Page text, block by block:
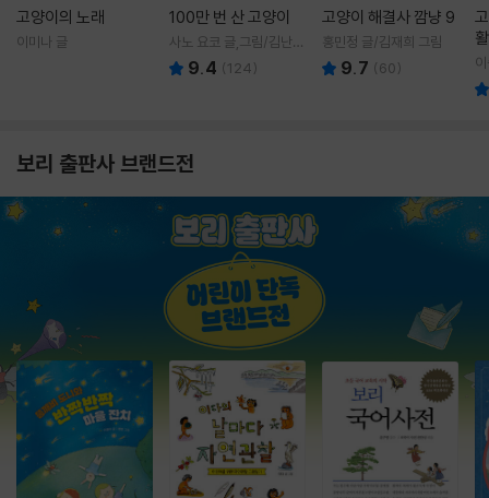
고양이의 노래
이미나 글
100만 번 산 고양이
사노 요코 글,그림/김난주
역 9.4 (124)
고양이 해결사 깜냥 9
홍민정 글/김재희 그림
9.7 (60)
보리 출판사 브랜드전